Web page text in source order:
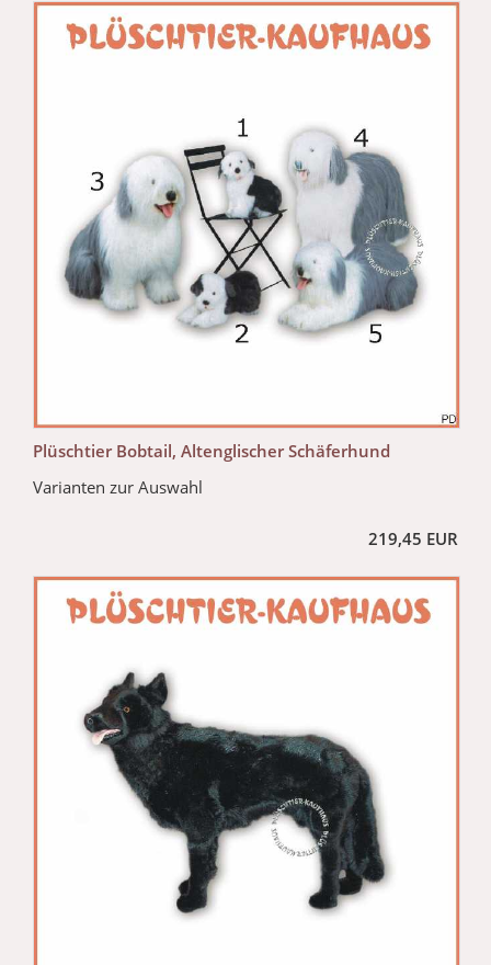
Plüschtier Bobtail, Altenglischer Schäferhund
Varianten zur Auswahl
219,45 EUR